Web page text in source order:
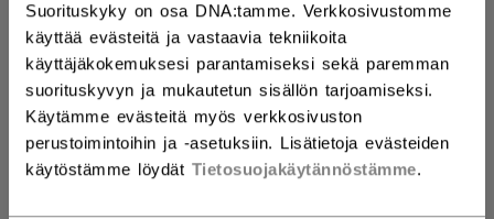
Suorituskyky on osa DNA:tamme. Verkkosivustomme
käyttää evästeitä ja vastaavia tekniikoita
käyttäjäkokemuksesi parantamiseksi sekä paremman
suorituskyvyn ja mukautetun sisällön tarjoamiseksi.
Käytämme evästeitä myös verkkosivuston
perustoimintoihin ja -asetuksiin. Lisätietoja evästeiden
käytöstämme löydät Tietosuojakäytännöstämme.
LESTI
Regular
MÄÄRÄ